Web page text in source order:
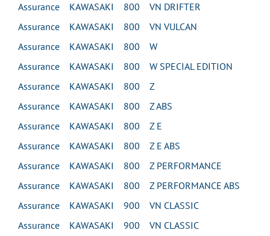
Assurance KAWASAKI 800 VN DRIFTER
Assurance KAWASAKI 800 VN VULCAN
Assurance KAWASAKI 800 W
Assurance KAWASAKI 800 W SPECIAL EDITION
Assurance KAWASAKI 800 Z
Assurance KAWASAKI 800 Z ABS
Assurance KAWASAKI 800 Z E
Assurance KAWASAKI 800 Z E ABS
Assurance KAWASAKI 800 Z PERFORMANCE
Assurance KAWASAKI 800 Z PERFORMANCE ABS
Assurance KAWASAKI 900 VN CLASSIC
Assurance KAWASAKI 900 VN CLASSIC